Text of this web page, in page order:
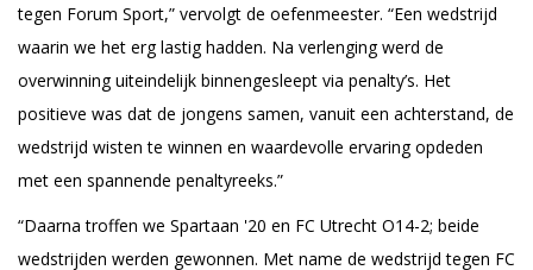
tegen Forum Sport,” vervolgt de oefenmeester. “Een wedstrijd
waarin we het erg lastig hadden. Na verlenging werd de
overwinning uiteindelijk binnengesleept via penalty’s. Het
positieve was dat de jongens samen, vanuit een achterstand, de
wedstrijd wisten te winnen en waardevolle ervaring opdeden
met een spannende penaltyreeks.”
“Daarna troffen we Spartaan '20 en FC Utrecht O14-2; beide
wedstrijden werden gewonnen. Met name de wedstrijd tegen FC